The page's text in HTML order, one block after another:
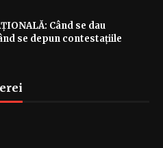
Când se dau
se depun contestațiile